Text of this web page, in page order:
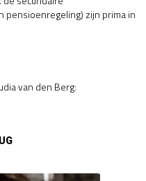
zijn prima in
van den Berg: